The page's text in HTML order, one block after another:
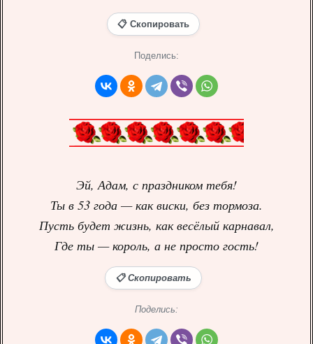
📋 Скопировать
Поделись:
Эй, Адам, с праздником тебя!
Ты в 53 года — как виски, без тормоза.
Пусть будет жизнь, как весёлый карнавал,
Где ты — король, а не просто гость!
📋 Скопировать
Поделись: